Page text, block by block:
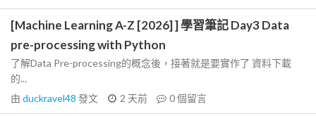
[Machine Learning A-Z [2026] ] 學習筆記 Day3 Data
pre-processing with Python
了解Data Pre-processing的概念後，接著就是要實作了 資料下載
的...
由 duckravel48 發文 2 天前 0個留言